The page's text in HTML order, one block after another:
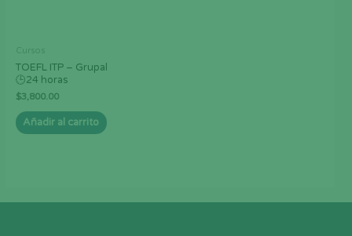
Cursos
TOEFL ITP – Grupal
🕒24 horas
$3,800.00
Añadir al carrito